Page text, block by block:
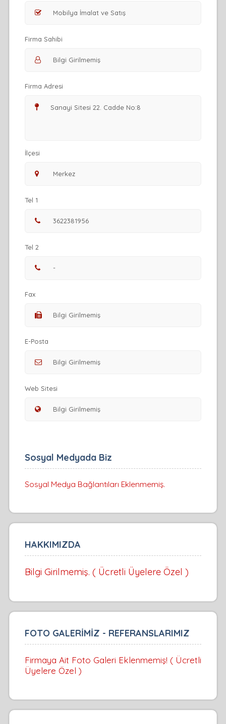
Firma Sahibi
Firma Adresi
İlçesi
Tel 1
Tel 2
Fax
E-Posta
Web Sitesi
Sosyal Medyada Biz
Sosyal Medya Bağlantıları Eklenmemiş.
HAKKIMIZDA
Bilgi Girilmemiş. ( Ücretli Üyelere Özel )
FOTO GALERİMİZ - REFERANSLARIMIZ
Firmaya Ait Foto Galeri Eklenmemiş! ( Ücretli
Üyelere Özel )